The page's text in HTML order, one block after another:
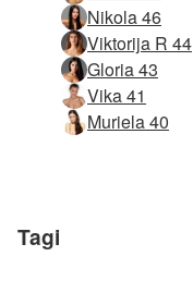
Nikola 46
Viktorija R 44
Gloria 43
Vika 41
Muriela 40
Tagi